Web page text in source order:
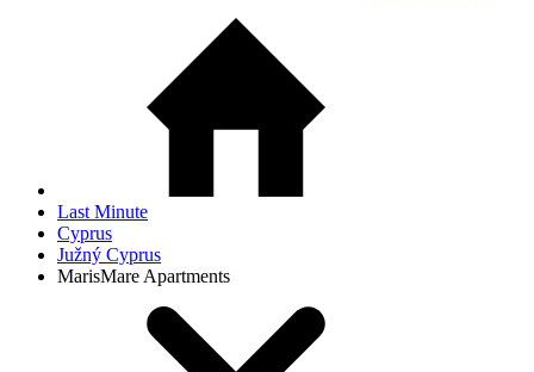
Last Minute
Cyprus
Južný Cyprus
MarisMare Apartments